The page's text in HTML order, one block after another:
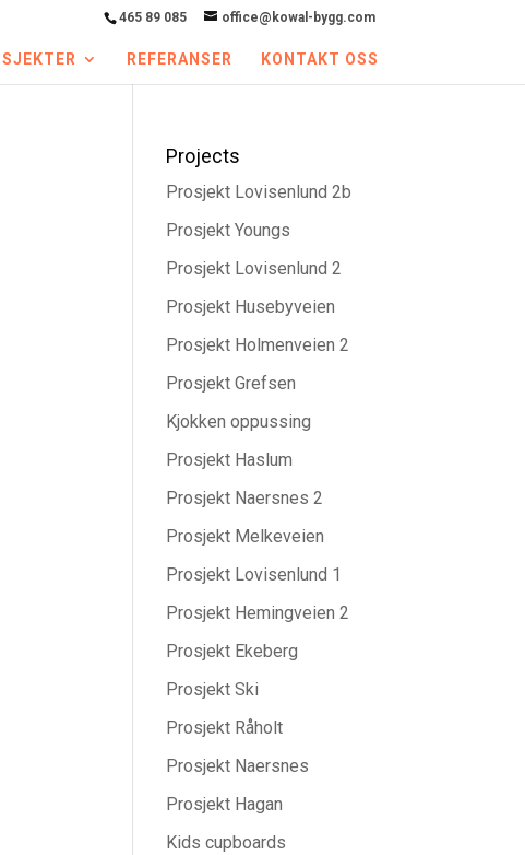
465 89 085 office@kowal-bygg.com
REFERANSER KONTAKT OSS
Projects
Prosjekt Lovisenlund 2b
Prosjekt Youngs
Prosjekt Lovisenlund 2
Prosjekt Husebyveien
Prosjekt Holmenveien 2
Prosjekt Grefsen
Kjokken oppussing
Prosjekt Haslum
Prosjekt Naersnes 2
Prosjekt Melkeveien
Prosjekt Lovisenlund 1
Prosjekt Hemingveien 2
Prosjekt Ekeberg
Prosjekt Ski
Prosjekt Råholt
Prosjekt Naersnes
Prosjekt Hagan
Kids cupboards